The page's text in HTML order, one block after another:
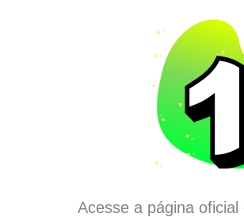
Acesse a página oficial